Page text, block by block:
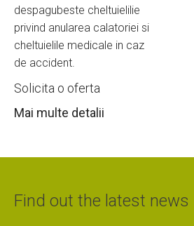
despagubeste cheltuielilie
privind anularea calatoriei si
cheltuielile medicale in caz
de accident.
Solicita o oferta
Mai multe detalii
Find out the latest news